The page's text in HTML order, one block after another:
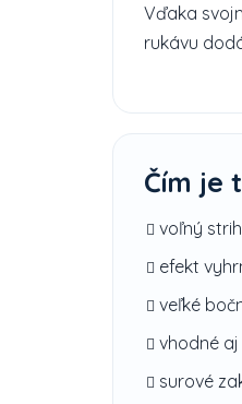
Vďaka
rukávu
Čím je
voľný
efekt
veľké
vhodné
surové